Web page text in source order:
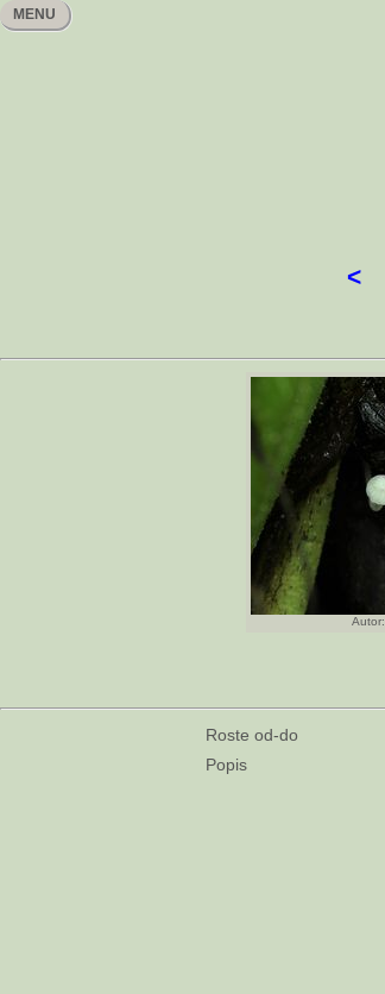
MENU
<
Autor:
Roste od-do
Popis